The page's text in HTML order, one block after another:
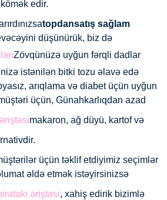
edir.
topdansatış sağlam
düşünürük, biz də
Zövqünüzə uyğun fərqli dadlar
istənilən bitki tozu əlavə edə
arıqlama və diabet üçün uyğun
üçün, Günahkarlıqdan azad
makaron, ağ düyü, kartof və
üçün təklif etdiyimiz seçimlər
əldə etmək istəyirsinizsə
əriştəsi, xahiş edirik bizimlə